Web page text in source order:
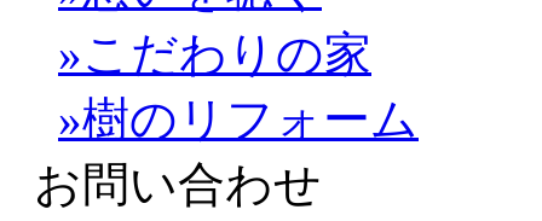
»こだわりの家
»樹のリフォーム
お問い合わせ